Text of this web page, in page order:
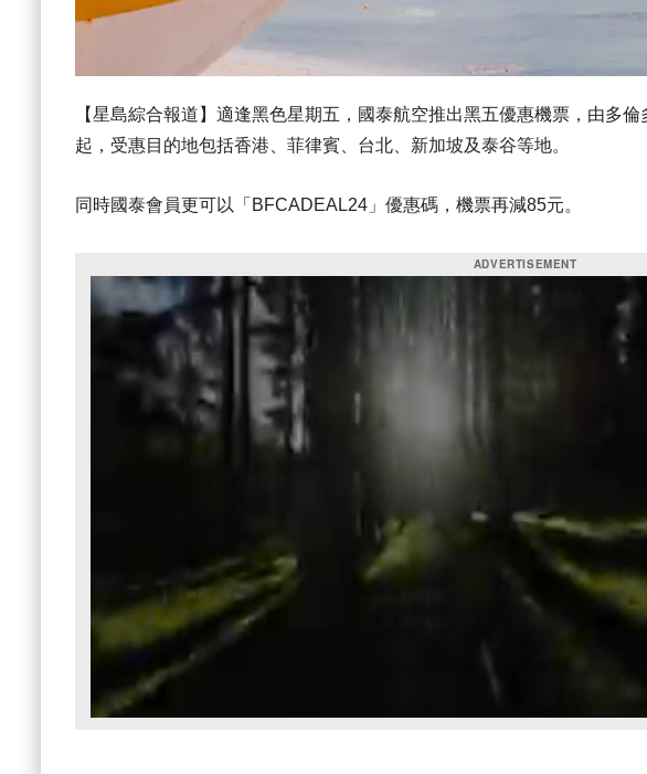
【星島綜合報道】適逢黑色星期五，國泰航空推出黑五優惠機票，由多
起，受惠目的地包括香港、菲律賓、台北、新加坡及泰谷等地。
同時國泰會員更可以「BFCADEAL24」優惠碼，機票再減85元。